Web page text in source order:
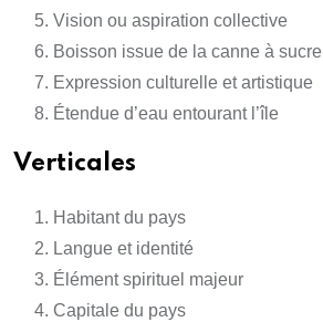
Vision ou aspiration collective
Boisson issue de la canne à sucre
Expression culturelle et artistique
Étendue d’eau entourant l’île
Verticales
Habitant du pays
Langue et identité
Élément spirituel majeur
Capitale du pays